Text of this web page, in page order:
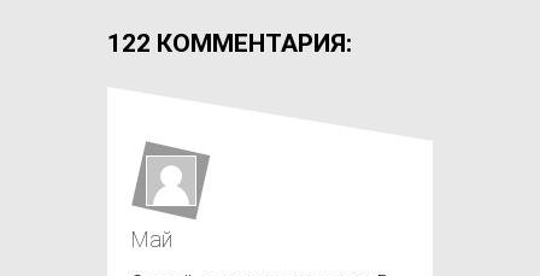
122 КОММЕНТАРИЯ:
Май